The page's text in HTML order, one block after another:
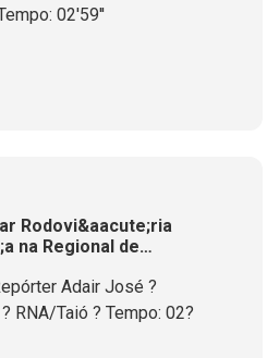
02'59''
Rodovi&aacute;ria
na Regional de
Adair José ?
RNA/Taió ? Tempo: 02?